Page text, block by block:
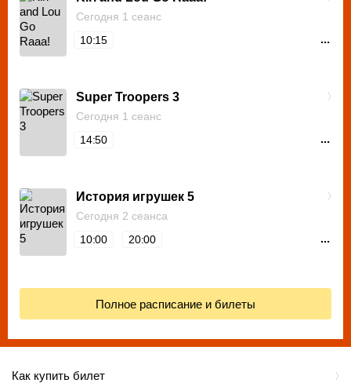
Как купить билет
Сегодня 1 сеанс
10:15
...
Super Troopers 3
Сегодня 1 сеанс
14:50
...
История игрушек 5
Сегодня 2 сеанса
10:00
20:00 ...
Полное расписание и билеты